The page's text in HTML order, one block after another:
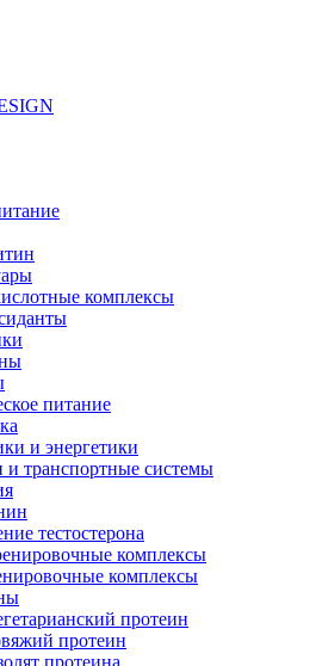
комплексы
питание
и энергетики
и транспортные системы
тестостерона
комплексы
комплексы
протеин
протеин
протеина